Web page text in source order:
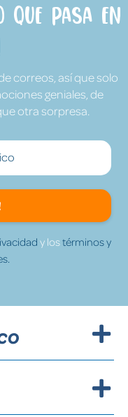
que pasa en
correos, así que solo
geniales, de
otra sorpresa.
y lostérminos y